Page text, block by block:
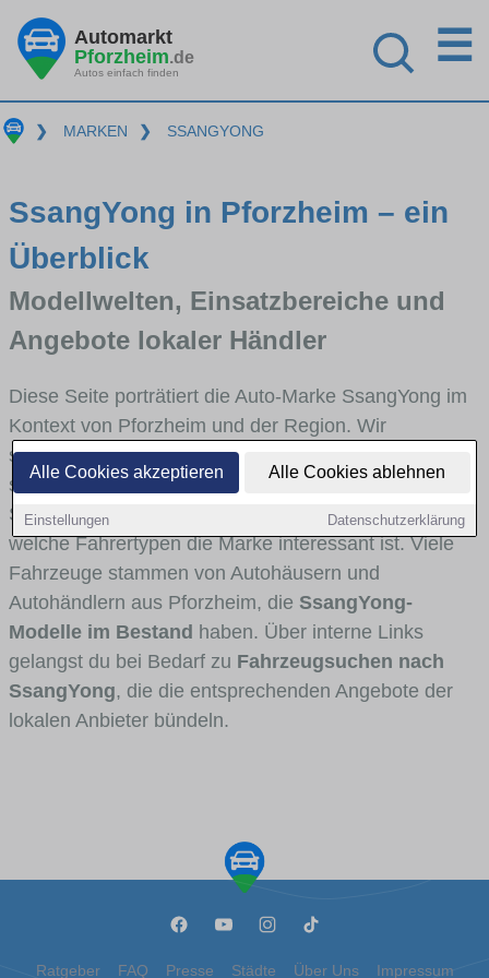
Alle Cookies akzeptieren Alle Cookies ablehnen
Einstellungen Datenschutzerklärung
Automarkt
Pforzheim.de
Autos einfach finden
☰
❯ MARKEN ❯ SSANGYONG
SsangYong in Pforzheim – ein
Überblick
Modellwelten, Einsatzbereiche und
Angebote lokaler Händler
Diese Seite porträtiert die Auto-Marke SsangYong im
Kontext von Pforzheim und der Region. Wir
skizzieren, in welchen Fahrzeugklassen SsangYong
stark vertreten ist, welche Modellreihen häufig im
Stadt- und Umlandverkehr zu sehen sind und für
welche Fahrertypen die Marke interessant ist. Viele
Fahrzeuge stammen von Autohäusern und
Autohändlern aus Pforzheim, die SsangYong-
Modelle im Bestand haben. Über interne Links
gelangst du bei Bedarf zu Fahrzeugsuchen nach
SsangYong, die die entsprechenden Angebote der
lokalen Anbieter bündeln.
Ratgeber FAQ Presse Städte Über Uns Impressum